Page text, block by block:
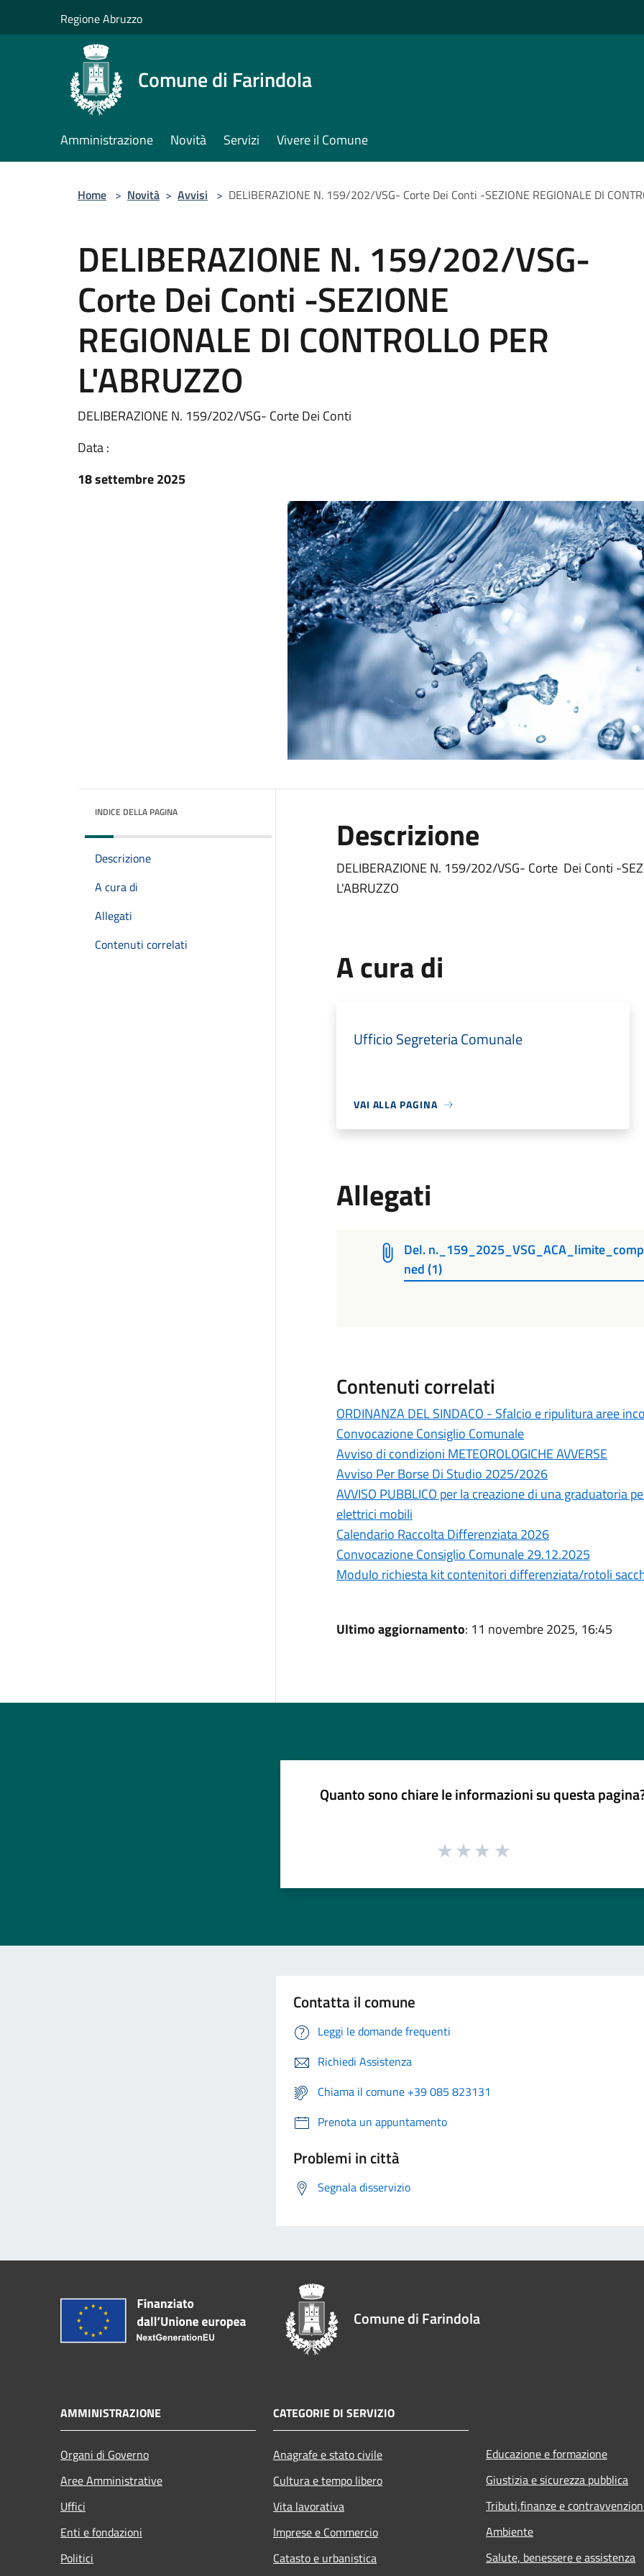
Regione Abruzzo
Comune di Farindola
Amministrazione Novità Servizi Vivere il Comune
Home > Novità > Avvisi > DELIBERAZIONE N. 159/202/VSG- Corte Dei Conti -SEZIONE REGIONALE DI
DELIBERAZIONE N. 159/202/VSG-
Corte Dei Conti -SEZIONE
REGIONALE DI CONTROLLO PER
L'ABRUZZO
DELIBERAZIONE N. 159/202/VSG- Corte Dei Conti
Data :
18 settembre 2025
INDICE DELLA PAGINA
Descrizione
A cura di
Allegati
Contenuti correlati
Descrizione
DELIBERAZIONE N. 159/202/VSG- Corte Dei Conti -
L'ABRUZZO
A cura di
Ufficio Segreteria Comunale
VAI ALLA PAGINA
Allegati
Del.
ned (1)
Contenuti correlati
ORDINANZA DEL SINDACO - Sfalcio e ripulitura aree
Convocazione Consiglio Comunale
Avviso di condizioni METEOROLOGICHE AVVERSE
Avviso Per Borse Di Studio 2025/2026
AVVISO PUBBLICO per la creazione di una graduatoria
elettrici mobili
Calendario Raccolta Differenziata 2026
Convocazione Consiglio Comunale 29.12.2025
Modulo richiesta kit contenitori differenziata/rotoli
Ultimo aggiornamento: 11 novembre 2025, 16:45
Quanto sono chiare le informazioni su questa
Contatta il comune
Leggi le domande frequenti
Richiedi Assistenza
Chiama il comune +39 085 823131
Prenota un appuntamento
Problemi in città
Segnala disservizio
Comune di Farindola
AMMINISTRAZIONE
Organi di Governo
Aree Amministrative
Uffici
Enti e fondazioni
Politici
CATEGORIE DI SERVIZIO
Anagrafe e stato civile
Cultura e tempo libero
Vita lavorativa
Imprese e Commercio
Catasto e urbanistica
Educazione e formazione
Giustizia e sicurezza pubblica
Tributi,finanze e
Ambiente
Salute, benessere e assistenza